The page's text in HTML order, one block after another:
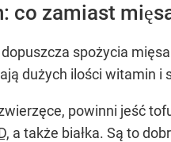
co zamiast
spożycia
dużych ilości witamin i
powinni jeść
a także białka. Są to